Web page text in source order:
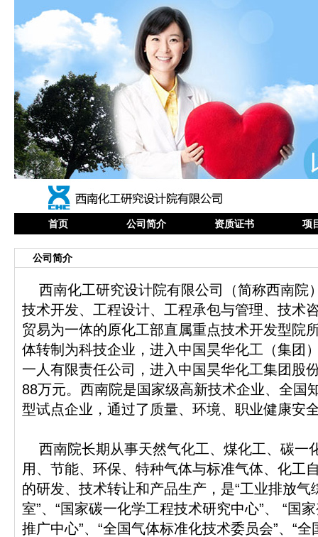
首页 公司简介 资质证书 项
公司简介
西南化工研究设计院有限公司（简称西南院
技术开发、工程设计、工程承包与管理、技术
贸易为一体的原化工部直属重点技术开发型院
体转制为科技企业，进入中国昊华化工（集团
一人有限责任公司，进入中国昊华化工集团股
88万元。西南院是国家级高新技术企业、全国
型试点企业，通过了质量、环境、职业健康安
西南院长期从事天然气化工、煤化工、碳一
用、节能、环保、特种气体与标准气体、化工
的研发、技术转让和产品生产，是“工业排放
室”、“国家碳一化学工程技术研究中心”、 “国
推广中心”、“全国气体标准化技术委员会”、“